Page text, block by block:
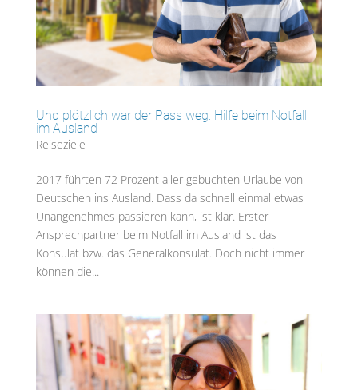
Und plötzlich war der Pass weg: Hilfe beim Notfall
im Ausland
Reiseziele
2017 führten 72 Prozent aller gebuchten Urlaube von
Deutschen ins Ausland. Dass da schnell einmal etwas
Unangenehmes passieren kann, ist klar. Erster
Ansprechpartner beim Notfall im Ausland ist das
Konsulat bzw. das Generalkonsulat. Doch nicht immer
können die...